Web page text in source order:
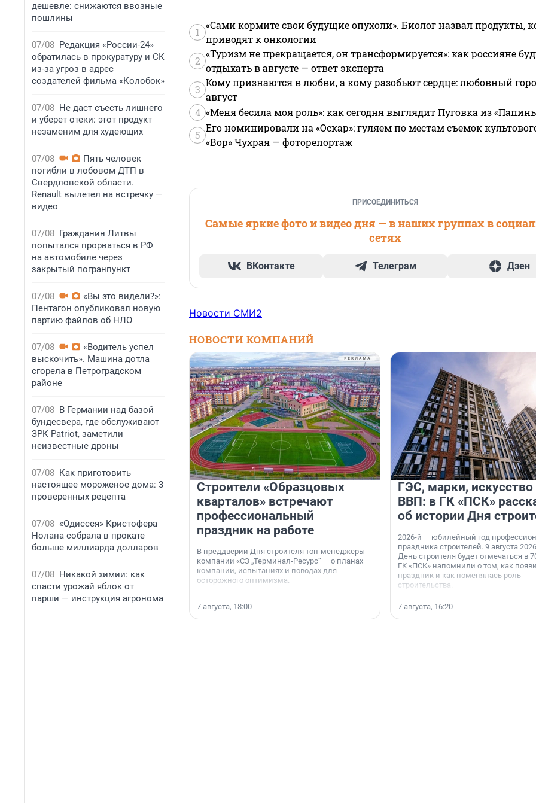
дешевле: снижаются ввозные
пошлины
07/08 Редакция «России-24»
обратилась в прокуратуру и СК
из-за угроз в адрес
создателей фильма «Колобок»
07/08 Не даст съесть лишнего
и уберет отеки: этот продукт
незаменим для худеющих
07/08
Пять человек
погибли в лобовом ДТП в
Свердловской области.
Renault вылетел на встречку —
видео
07/08 Гражданин Литвы
попытался прорваться в РФ
на автомобиле через
закрытый погранпункт
07/08
«Вы это видели?»:
Пентагон опубликовал новую
партию файлов об НЛО
07/08
«Водитель успел
выскочить». Машина дотла
сгорела в Петроградском
районе
07/08 В Германии над базой
бундесвера, где обслуживают
ЗРК Patriot, заметили
неизвестные дроны
07/08 Как приготовить
настоящее мороженое дома: 3
проверенных рецепта
07/08 «Одиссея» Кристофера
Нолана собрала в прокате
больше миллиарда долларов
07/08 Никакой химии: как
спасти урожай яблок от
парши — инструкция агронома
1
«Сами кормите свои будущие опухоли». Биолог назвал продукты,
приводят к онкологии
2
«Туризм не прекращается, он трансформируется»: как россияне
отдыхать в августе — ответ эксперта
3
Кому признаются в любви, а кому разобьют сердце: любовный
август
4 «Меня бесила моя роль»: как сегодня выглядит Пуговка из
5
Его номинировали на «Оскар»: гуляем по местам съемок
«Вор» Чухрая — фоторепортаж
ПРИСОЕДИНИТЬСЯ
Самые яркие фото и видео дня — в наших группах в
сетях
ВКонтакте Телеграм Дзен
Новости СМИ2
НОВОСТИ КОМПАНИЙ
Строители «Образцовых
кварталов» встречают
профессиональный
праздник на работе
В преддверии Дня строителя топ-менеджеры
компании «СЗ „Терминал-Ресурс“ — о планах
компании, испытаниях и поводах для
осторожного оптимизма.
7 августа, 18:00
ГЭС, марки, искусство
ВВП: в ГК «ПСК»
об истории Дня
2026-й — юбилейный год
праздника строителей. 9 августа
День строителя будет отмечаться в
ГК «ПСК» напомнили о том, как
праздник и как поменялась роль
строительства.
7 августа, 16:20